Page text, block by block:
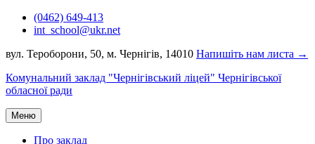
Перейти(0462) 649-413
int_school@ukr.net
вул. Тероборони, 50, м. Чернігів, 14010 Напишіть нам листа →
Комунальний заклад "Чернігівський ліцей" Чернігівської
обласної ради
Меню
Про заклад